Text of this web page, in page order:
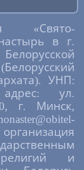
«Свято-
в г.
УНП:
адрес: ул.
г. Минск,
и